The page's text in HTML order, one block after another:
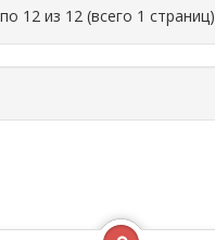
12 из 12 (всего 1 страниц)